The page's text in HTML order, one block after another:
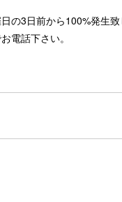
の3日前から100%発生
電話下さい。